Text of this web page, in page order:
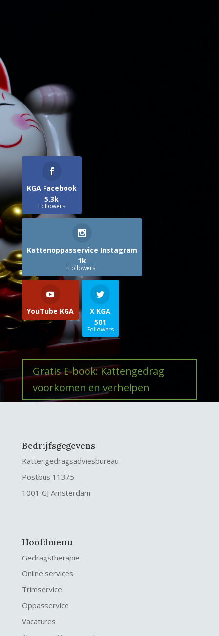
KGA Facebook
5.3k
Followers
Kattenoppasservice Instagram
1k
Followers
YouTube KGA
X KGA
501
Followers
Gratis E-book: Kattengedrag
voorkomen en verhelpen
Bedrijfsgegevens
Kattengedragsadviesbureau
Postbus 11375
1001 GJ Amsterdam
Hoofdmenu
Gedragstherapie
Online services
Trimservice
Oppasservice
Vacatures